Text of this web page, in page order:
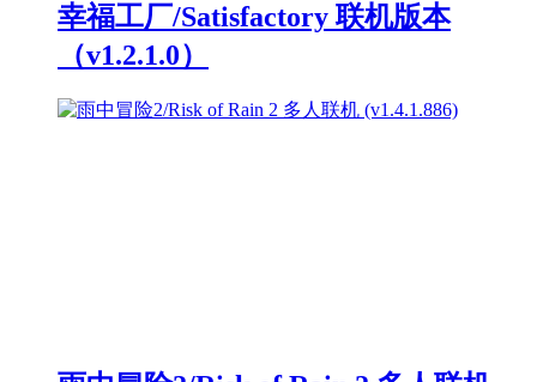
幸福工厂/Satisfactory 联机版本
（v1.2.1.0）